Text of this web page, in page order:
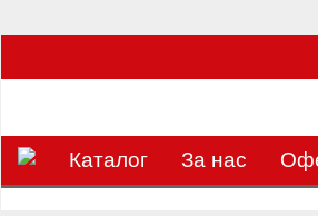
Каталог За нас